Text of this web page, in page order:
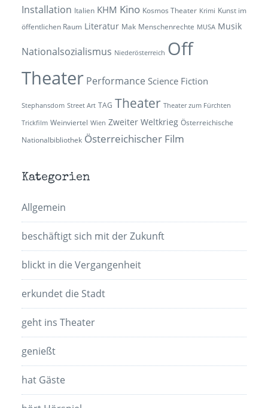
Installation Italien KHM Kino Kosmos Theater Krimi Kunst im
öffentlichen Raum Literatur Mak Menschenrechte MUSA Musik
Nationalsozialismus Niederösterreich Off
Theater Performance Science Fiction
Stephansdom Street Art TAG Theater Theater zum Fürchten
Trickfilm Weinviertel Wien Zweiter Weltkrieg Österreichische
Nationalbibliothek Österreichischer Film
Kategorien
Allgemein
beschäftigt sich mit der Zukunft
blickt in die Vergangenheit
erkundet die Stadt
geht ins Theater
genießt
hat Gäste